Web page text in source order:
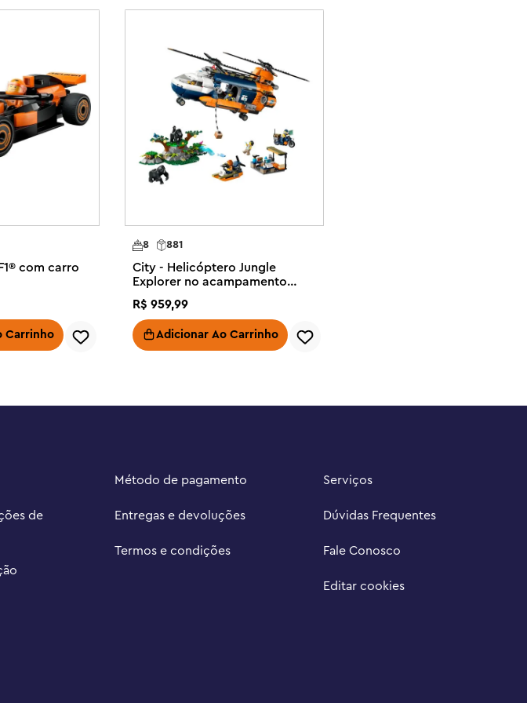
com carro
Carrinho
881
8
City - Helicóptero Jungle
Explorer no acampamento
R$ 959,99
Adicionar Ao Carrinho
de
Método de pagamento
Entregas e devoluções
Termos e condições
Serviços
Dúvidas Frequentes
Fale Conosco
Editar cookies